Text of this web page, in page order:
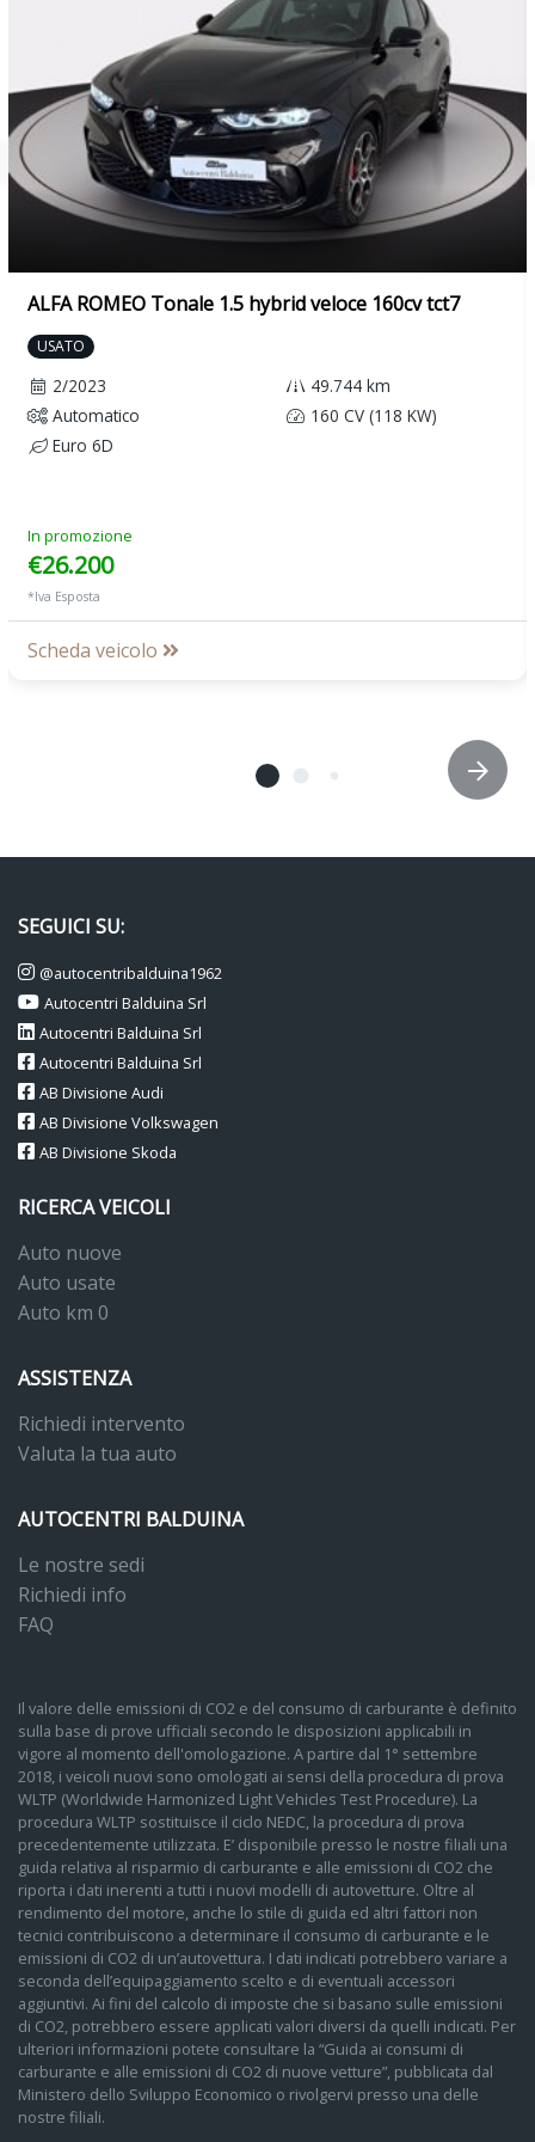
ALFA ROMEO Tonale 1.5 hybrid veloce 160cv tct7
USATO
2/2023
49.744 km
Automatico
160 CV (118 KW)
Euro 6D
In promozione
€26.200
*Iva Esposta
Scheda veicolo
SEGUICI SU:
@autocentribalduina1962
Autocentri Balduina Srl
Autocentri Balduina Srl
Autocentri Balduina Srl
AB Divisione Audi
AB Divisione Volkswagen
AB Divisione Skoda
RICERCA VEICOLI
Auto nuove
Auto usate
Auto km 0
ASSISTENZA
Richiedi intervento
Valuta la tua auto
AUTOCENTRI BALDUINA
Le nostre sedi
Richiedi info
FAQ
Il valore delle emissioni di CO2 e del consumo di carburante è definito
sulla base di prove ufficiali secondo le disposizioni applicabili in
vigore al momento dell'omologazione. A partire dal 1° settembre
2018, i veicoli nuovi sono omologati ai sensi della procedura di prova
WLTP (Worldwide Harmonized Light Vehicles Test Procedure). La
procedura WLTP sostituisce il ciclo NEDC, la procedura di prova
precedentemente utilizzata. E’ disponibile presso le nostre filiali una
guida relativa al risparmio di carburante e alle emissioni di CO2 che
riporta i dati inerenti a tutti i nuovi modelli di autovetture. Oltre al
rendimento del motore, anche lo stile di guida ed altri fattori non
tecnici contribuiscono a determinare il consumo di carburante e le
emissioni di CO2 di un’autovettura. I dati indicati potrebbero variare a
seconda dell’equipaggiamento scelto e di eventuali accessori
aggiuntivi. Ai fini del calcolo di imposte che si basano sulle emissioni
di CO2, potrebbero essere applicati valori diversi da quelli indicati. Per
ulteriori informazioni potete consultare la “Guida ai consumi di
carburante e alle emissioni di CO2 di nuove vetture”, pubblicata dal
Ministero dello Sviluppo Economico o rivolgervi presso una delle
nostre filiali.